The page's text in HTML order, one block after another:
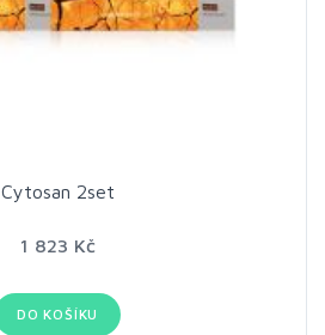
Cytosan 2set
1 823 Kč
DO KOŠÍKU